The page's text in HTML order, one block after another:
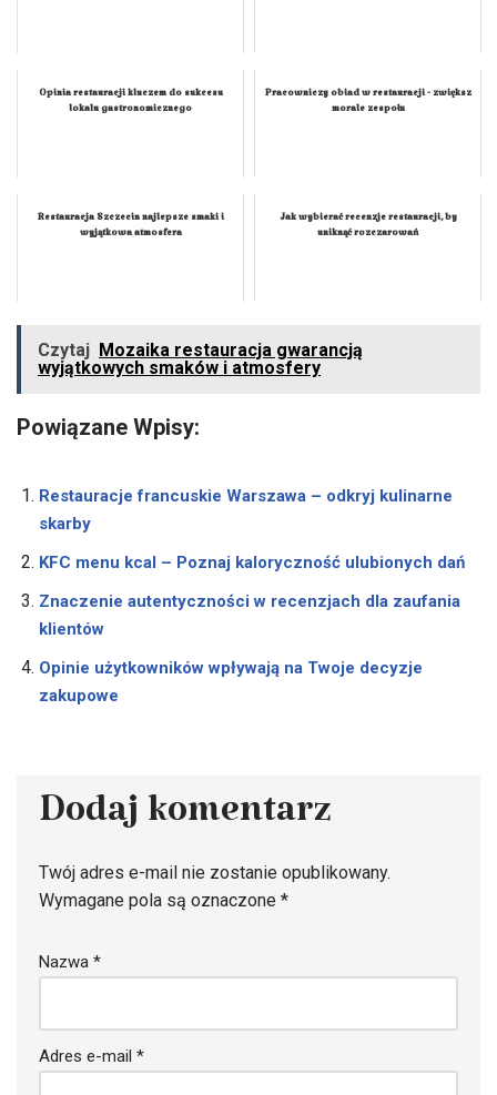
Opinia restauracji kluczem do sukcesu
lokalu gastronomicznego
Pracowniczy obiad w restauracji - zwiększ
morale zespołu
Restauracja Szczecin najlepsze smaki i
wyjątkowa atmosfera
Jak wybierać recenzje restauracji, by
uniknąć rozczarowań
Czytaj Mozaika restauracja gwarancją
wyjątkowych smaków i atmosfery
Powiązane Wpisy:
Restauracje francuskie Warszawa – odkryj kulinarne
skarby
KFC menu kcal – Poznaj kaloryczność ulubionych dań
Znaczenie autentyczności w recenzjach dla zaufania
klientów
Opinie użytkowników wpływają na Twoje decyzje
zakupowe
Dodaj komentarz
Twój adres e-mail nie zostanie opublikowany.
Wymagane pola są oznaczone *
Nazwa *
Adres e-mail *